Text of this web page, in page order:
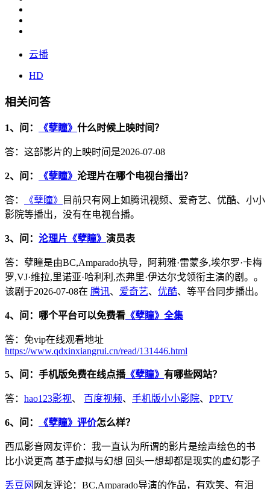
云播
HD
相关问答
1、问： 《孽瞳》 什么时候上映时间？
答：这部影片的上映时间是2026-07-08
2、问： 《孽瞳》 沦理片在哪个电视台播出？
答： 《孽瞳》
目前只有网上如腾讯视频、爱奇艺、优酷、小小
影院等播出，没有在电视台播。
3、问： 沦理片《孽瞳》 演员表
答：孽瞳是由BC,Amparado执导，阿莉雅·雷蒙多,埃尔罗·卡梅
罗,VJ·维拉,里诺亚·哈利利,杰弗里·伊达尔戈领衔主演的剧。。
该剧于2026-07-08在 腾讯、 爱奇艺、 优酷、等平台同步播出。
4、问：哪个平台可以免费看 《孽瞳》全集
答：免vip在线观看地址
https://www.qdxinxiangrui.cn/read/131446.html
5、问：手机版免费在线点播《孽瞳》 有哪些网站？
答： hao123影视、 百度视频、 手机版小小影院、 PPTV
6、问： 《孽瞳》评价怎么样？
西瓜影音网友评价：我一直认为所谓的影片是绘声绘色的书
比小说更高 基于虚拟与幻想 回头一想却都是现实的虚幻影子
丢豆网 网友评论：BC,Amparado导演的作品，有欢笑、有泪